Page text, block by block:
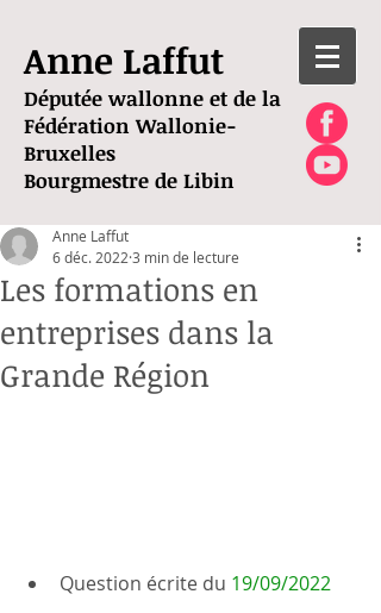
Anne Laffut
Députée wallonne et de la
Fédération Wallonie-
Bruxelles
Bourgmestre de Libin
Les formations en
entreprises dans la
Grande Région
Anne Laffut
6 déc. 2022 3 min de lecture
Question écrite du 19/09/2022